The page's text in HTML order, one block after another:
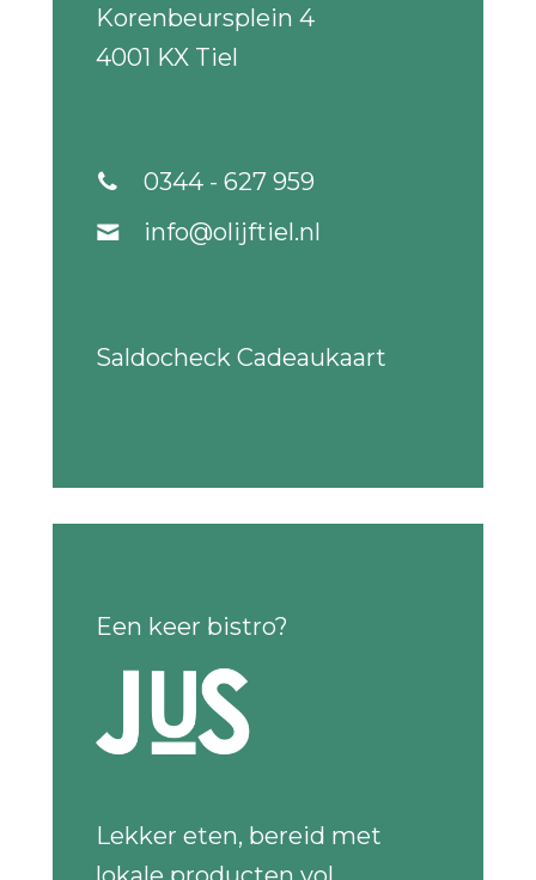
Korenbeursplein 4
4001 KX Tiel
0344 - 627 959
info@olijftiel.nl
Saldocheck Cadeaukaart
Een keer bistro?
Lekker eten, bereid met